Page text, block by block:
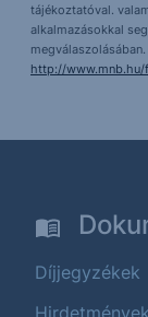
tájékoztatóval.
alkalmazásokkal
http://
Díjjegyzékek
Hirdetmények